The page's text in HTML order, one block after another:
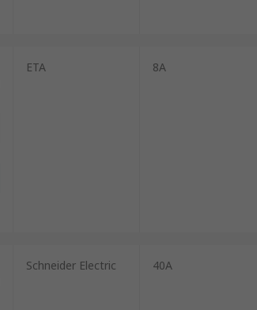
ETA 8A
Schneider Electric 40A